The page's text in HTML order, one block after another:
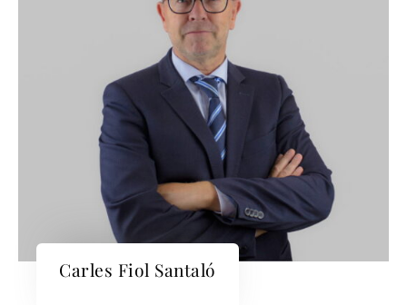
Carles Fiol Santaló